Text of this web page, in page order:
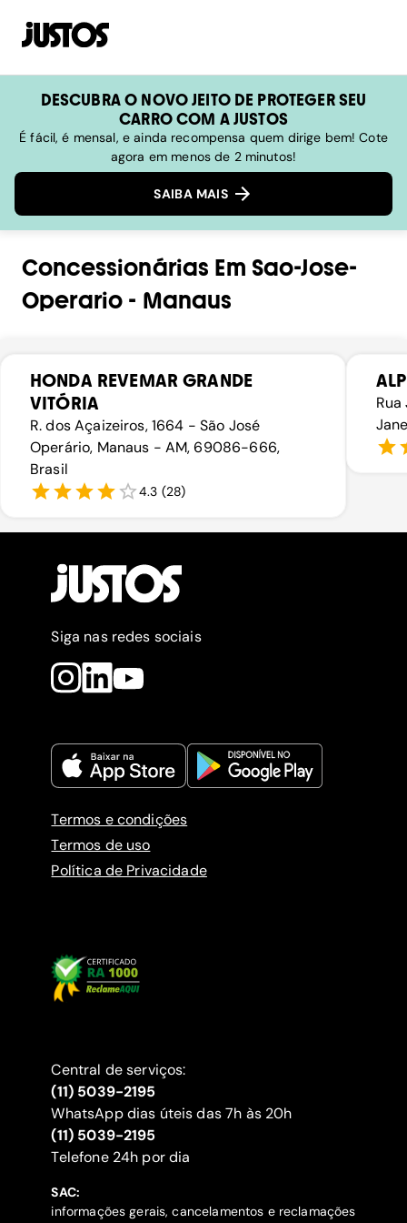
DESCUBRA O NOVO JEITO DE PROTEGER SEU
CARRO COM A JUSTOS
É fácil, é mensal, e ainda recompensa quem dirige bem! Cote
agora em menos de 2 minutos!
SAIBA MAIS
Concessionárias Em Sao-Jose-
Operario - Manaus
HONDA REVEMAR GRANDE
VITÓRIA
R. dos Açaizeiros, 1664 - São José
Operário, Manaus - AM, 69086-666,
Brasil
4.3 (28)
Rua
Siga nas redes sociais
Termos e condições
Termos de uso
Política de Privacidade
Central de serviços:
(11) 5039-2195
WhatsApp dias úteis das 7h às 20h
(11) 5039-2195
‍Telefone 24h por dia
SAC:
informações gerais, cancelamentos e reclamações